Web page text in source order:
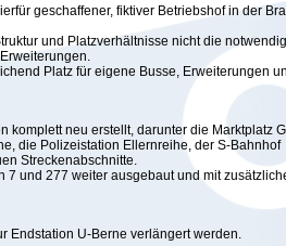
geschaffener, fiktiver Betriebshof in der
und Platzverhältnisse nicht die
Platz für eigene Busse, Erweiterungen
komplett neu erstellt, darunter die Marktplatz
die Polizeistation Ellernreihe, der S-Bahnhof
Streckenabschnitte.
und 277 weiter ausgebaut und mit
Endstation U-Berne verlängert werden.